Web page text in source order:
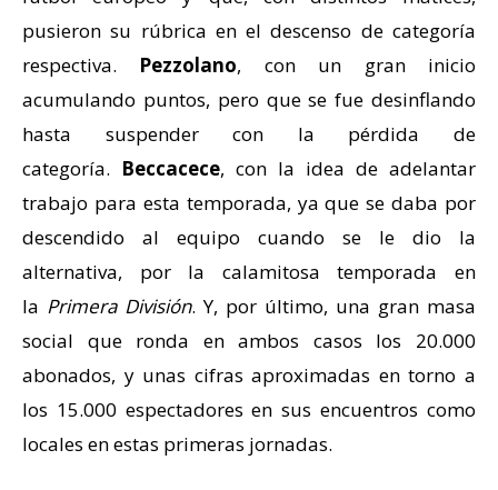
pusieron su rúbrica en el descenso de categoría
respectiva. Pezzolano, con un gran inicio
acumulando puntos, pero que se fue desinflando
hasta suspender con la pérdida de
categoría. Beccacece, con la idea de adelantar
trabajo para esta temporada, ya que se daba por
descendido al equipo cuando se le dio la
alternativa, por la calamitosa temporada en
la Primera División. Y, por último, una gran masa
social que ronda en ambos casos los 20.000
abonados, y unas cifras aproximadas en torno a
los 15.000 espectadores en sus encuentros como
locales en estas primeras jornadas.